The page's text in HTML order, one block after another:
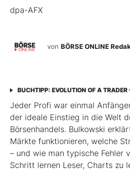
dpa-AFX
von BÖRSE ONLINE
BUCHTIPP: EVOLUTION OF A TRADER
Jeder Profi war einmal
der ideale Einstieg in die Welt
Börsenhandels. Bulkowski
Märkte funktionieren, welche
– und wie man typische Fehler
Schritt lernen Leser, Charts zu